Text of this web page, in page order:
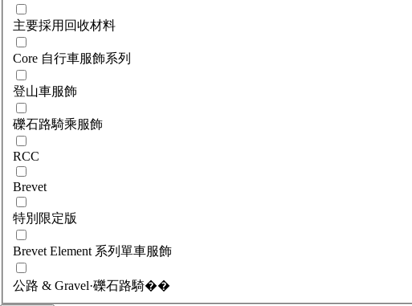
主要採用回收材料
Core 自行車服飾系列
登山車服飾
礫石路騎乘服飾
RCC
Brevet
特別限定版
Brevet Element 系列單車服飾
公路 & Gravel·礫石路騎��